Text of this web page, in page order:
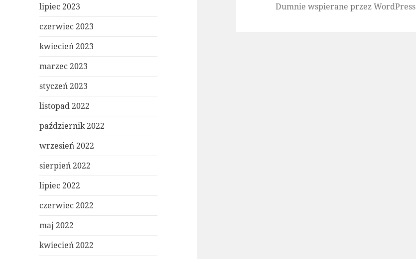
lipiec 2023
czerwiec 2023
kwiecień 2023
marzec 2023
styczeń 2023
listopad 2022
październik 2022
wrzesień 2022
sierpień 2022
lipiec 2022
czerwiec 2022
maj 2022
kwiecień 2022
Dumnie wspierane przez WordPress